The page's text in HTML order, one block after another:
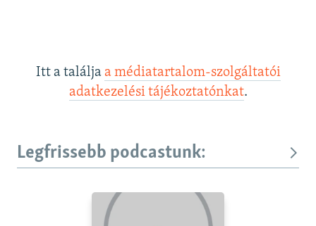
Itt a találja a médiatartalom-szolgáltatói
adatkezelési tájékoztatónkat.
Legfrissebb podcastunk: